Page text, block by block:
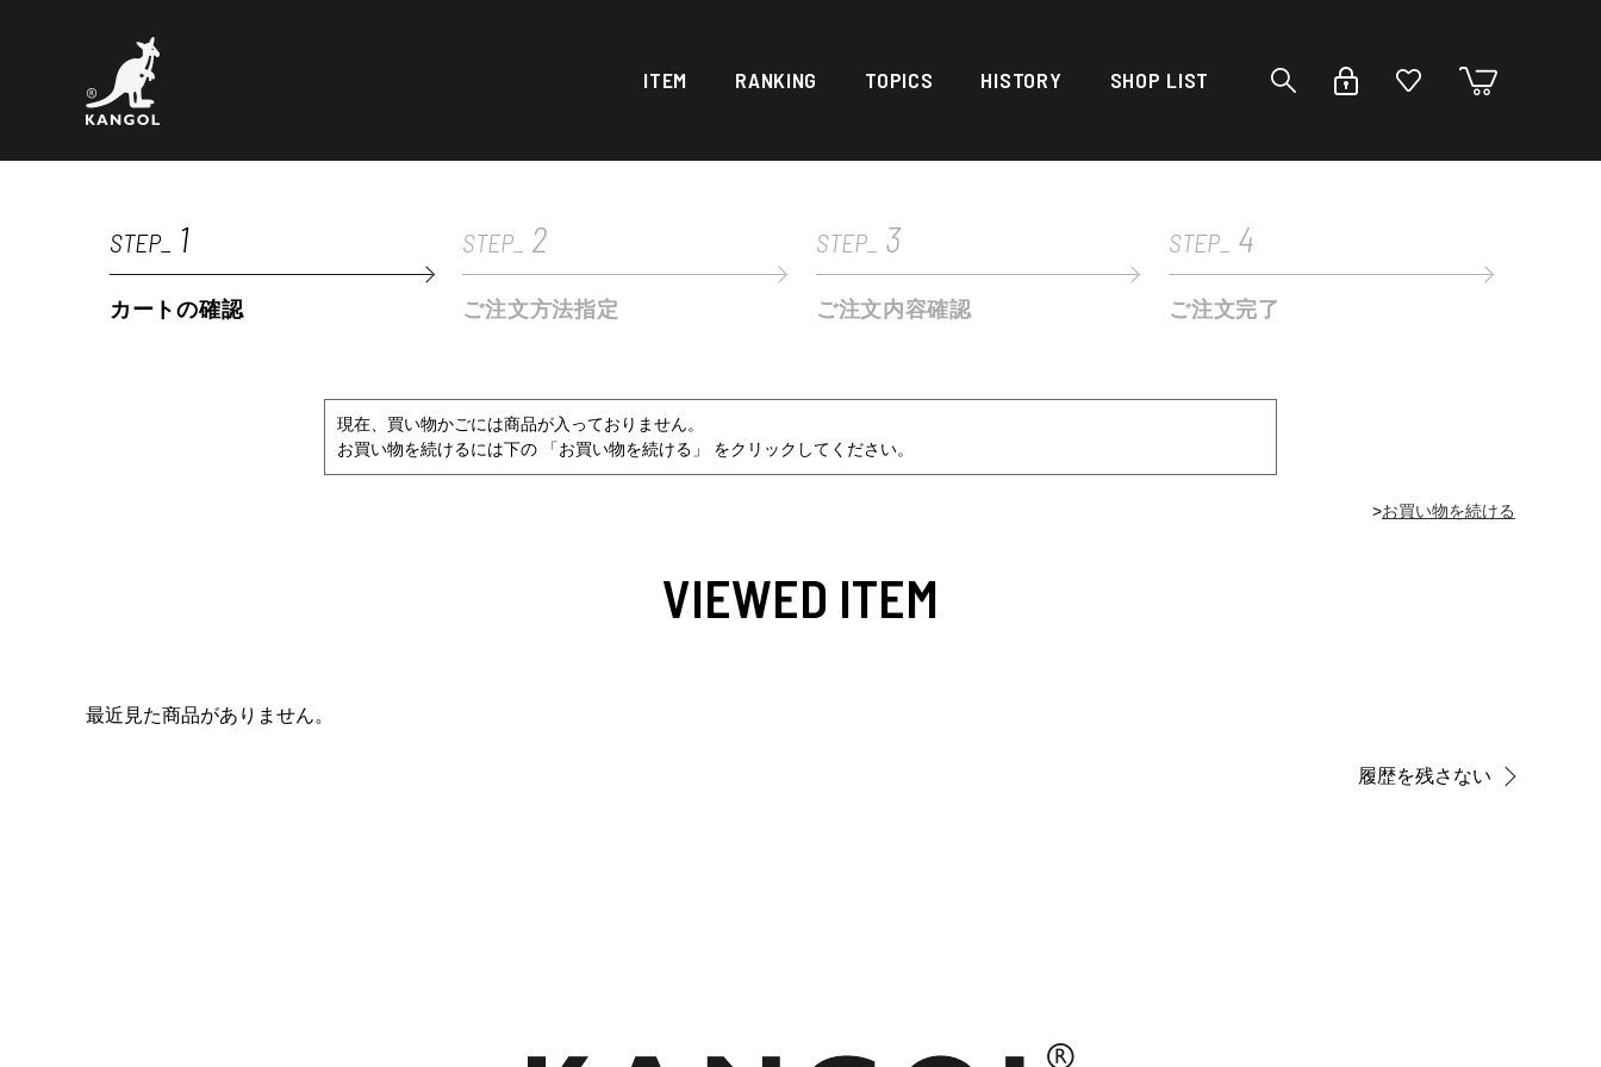
ITEM RANKING TOPICS HISTORY SHOP LIST
STEP_ 1
カートの確認
STEP_ 2
ご注文方法指定
STEP_ 3
ご注文内容確認
STEP_ 4
ご注文完了
現在、買い物かごには商品が入っておりません。
お買い物を続けるには下の 「お買い物を続ける」 をクリックしてください。
>
VIEWED ITEM
最近見た商品がありません。
履歴を残さない